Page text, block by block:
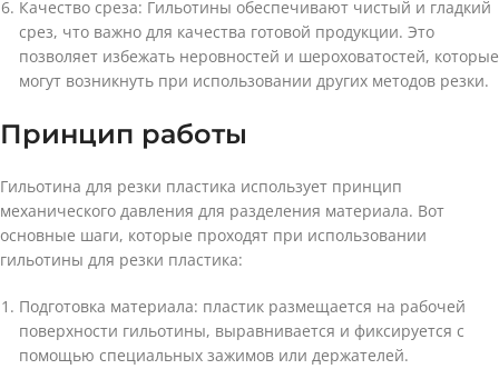
Качество среза: Гильотины обеспечивают чистый и гладкий
срез, что важно для качества готовой продукции. Это
позволяет избежать неровностей и шероховатостей, которые
могут возникнуть при использовании других методов резки.
Принцип работы
Гильотина для резки пластика использует принцип
механического давления для разделения материала. Вот
основные шаги, которые проходят при использовании
гильотины для резки пластика:
Подготовка материала: пластик размещается на рабочей
поверхности гильотины, выравнивается и фиксируется с
помощью специальных зажимов или держателей.